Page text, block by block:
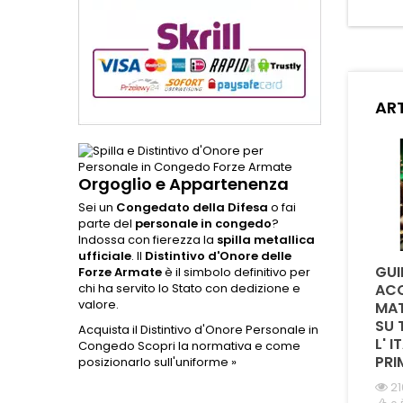
Orgoglio e Appartenenza
Sei un Congedato della Difesa o fai
parte del personale in congedo?
Indossa con fierezza la spilla metallica
ufficiale. Il Distintivo d'Onore delle
Forze Armateè il simbolo definitivo per
chi ha servito lo Stato con dedizione e
valore.
Acquista il Distintivo d'Onore Personale in
Congedo Scopri la normativa e come
posizionarlo sull'uniforme »
suo
È LA DIFFERENZA
LA CORDURA
E IL NYLON NEI
CARICATORI E
TATTICI ?
995 visualizzazioni
È POSSIBILE
PERSONALIZZARE
DI MATRICOLA E
GRUPPO SANGUIGNO
?
SU
L'